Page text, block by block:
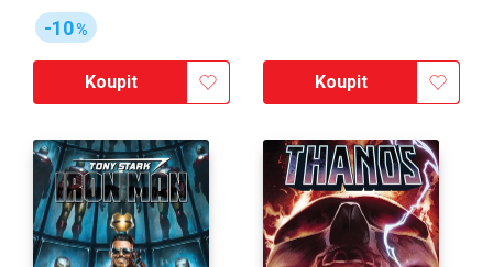
-10%
Koupit Koupit